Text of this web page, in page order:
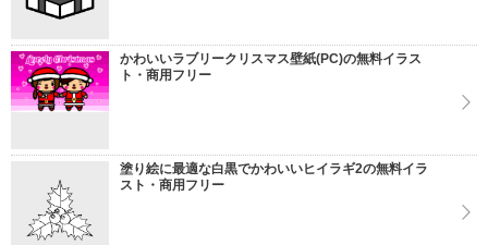
かわいいラブリークリスマス壁紙(PC)の無料イラス
ト・商用フリー
塗り絵に最適な白黒でかわいいヒイラギ2の無料イラ
スト・商用フリー